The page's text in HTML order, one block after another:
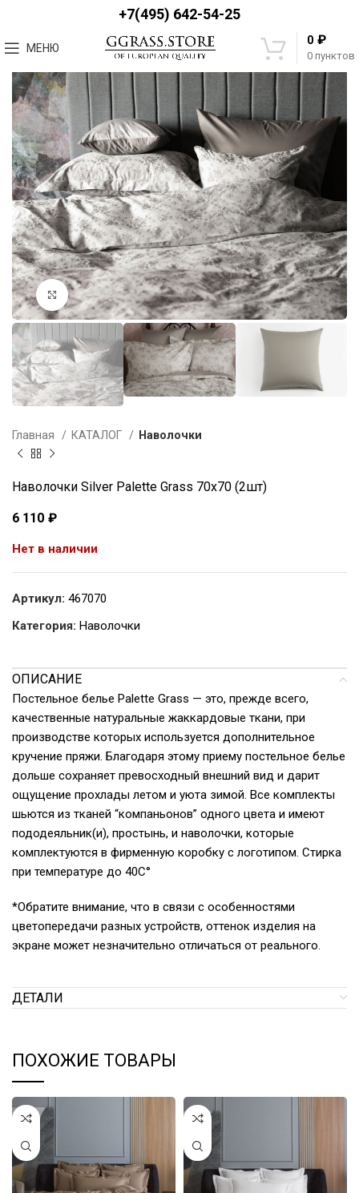
+7(495) 642-54-25
МЕНЮ
0 пунктов
0 ₽
Увеличить
Главная КАТАЛОГ Наволочки
Наволочки Silver Palette Grass 70х70 (2шт)
6 110 ₽
Нет в наличии
Артикул: 467070
Категория: Наволочки
ОПИСАНИЕ
Постельное белье Palette Grass — это, прежде всего,
качественные натуральные жаккардовые ткани, при
производстве которых используется дополнительное
кручение пряжи. Благодаря этому приему постельное белье
дольше сохраняет превосходный внешний вид и дарит
ощущение прохлады летом и уюта зимой. Все комплекты
шьются из тканей “компаньонов” одного цвета и имеют
пододеяльник(и), простынь, и наволочки, которые
комплектуются в фирменную коробку с логотипом. Стирка
при температуре до 40С°
*Обратите внимание, что в связи с особенностями
цветопередачи разных устройств, оттенок изделия на
экране может незначительно отличаться от реального.
ДЕТАЛИ
ПОХОЖИЕ ТОВАРЫ